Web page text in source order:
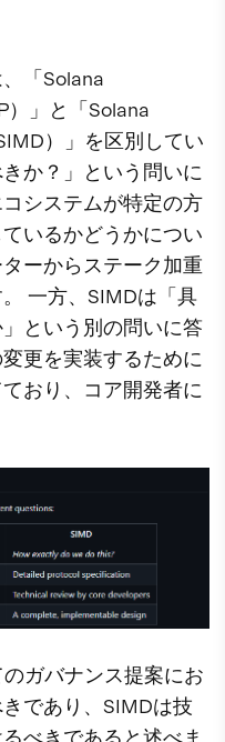
「Solana
）」と「Solana
）」を区別してい
か？」という問いに
システムが特定の方
いるかどうかについ
ーからステーク加重
一方、SIMDは「具
という別の問いに答
更を実装するために
おり、コア開発者に
ガバナンス提案にお
であり、SIMDは技
べきであると述べま